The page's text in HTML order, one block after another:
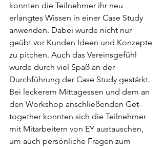
konnten die Teilnehmer ihr neu
erlangtes Wissen in einer Case Study
anwenden. Dabei wurde nicht nur
geübt vor Kunden Ideen und Konzepte
zu pitchen. Auch das Vereinsgefühl
wurde durch viel Spaß an der
Durchführung der Case Study gestärkt.
Bei leckerem Mittagessen und dem an
den Workshop anschließenden Get-
together konnten sich die Teilnehmer
mit Mitarbeitern von EY austauschen,
um auch persönliche Fragen zum